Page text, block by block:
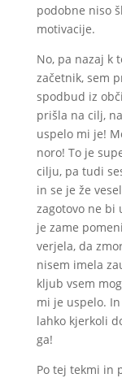
podobne niso
motivacije.
No, pa nazaj k
začetnik, sem
spodbud iz
prišla na cilj,
uspelo mi je!
noro! To je
cilju, pa tudi
in se je že
zagotovo ne bi
je zame
verjela, da
nisem imela
kljub vsem
mi je uspelo.
lahko kjerkoli
ga!
Po tej tekmi in